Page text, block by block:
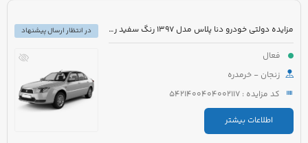
مزایده دولتی خودرو دنا پلاس مدل 1397 رنگ سفید روغنی
فعال
زنجان - خرمدره
کد مزایده : 5421400404002117
اطلاعات بیشتر
در انتظار ارسال پیشنهاد